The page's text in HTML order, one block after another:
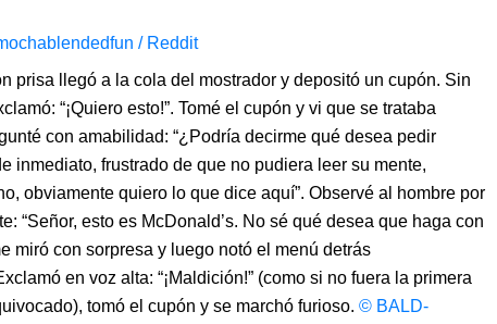
/ Reddit
prisa llegó a la cola del mostrador y depositó un cupón. Sin
“¡Quiero esto!”. Tomé el cupón y vi que se trataba
con amabilidad: “¿Podría decirme qué desea pedir
inmediato, frustrado de que no pudiera leer su mente,
obviamente quiero lo que dice aquí”. Observé al hombre por
“Señor, esto es McDonald’s. No sé qué desea que haga con
miró con sorpresa y luego notó el menú detrás
en voz alta: “¡Maldición!” (como si no fuera la primera
tomó el cupón y se marchó furioso. © BALD-